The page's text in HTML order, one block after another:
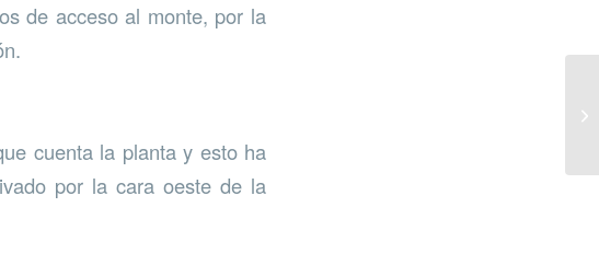
de acceso al monte, por la
cuenta la planta y esto ha
por la cara oeste de la